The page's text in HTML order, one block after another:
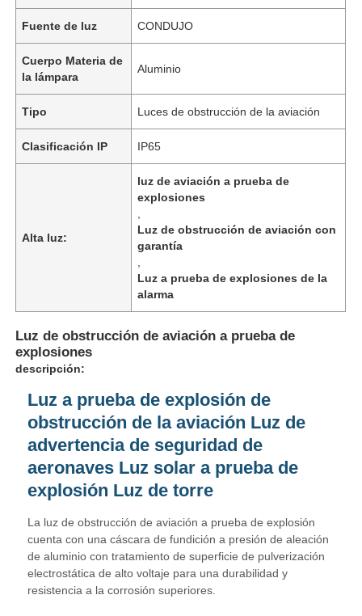
Inicio
Fuente de luz CONDUJO
Cuerpo Materia de
la lámpara
Aluminio
Tipo Luces de obstrucción de la aviación
Clasificación IP IP65
Alta luz:
luz de aviación a prueba de
explosiones
Luz de obstrucción de aviación con
garantía
Luz a prueba de explosiones de la
alarma
Luz de obstrucción de aviación a prueba de
explosiones
descripción:
Luz a prueba de explosión de
obstrucción de la aviación Luz de
advertencia de seguridad de
aeronaves Luz solar a prueba de
explosión Luz de torre
La luz de obstrucción de aviación a prueba de explosión
cuenta con una cáscara de fundición a presión de aleación
de aluminio con tratamiento de superficie de pulverización
electrostática de alto voltaje para una durabilidad y
resistencia a la corrosión superiores.